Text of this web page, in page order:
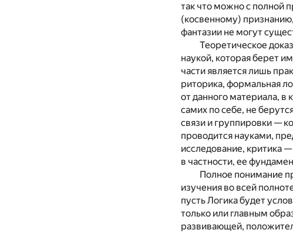
так что можно с полной
(косвенному)
фантазии не могут
Теоретическое
наукой, которая берет
части является лишь
риторика, формальная
от данного материала, в
самих по себе, не
связи и группировки —
проводится науками,
исследование, критика
в частности, ее
Полное понимание
изучения во всей
пусть Логика будет
только или главным
развивающей,